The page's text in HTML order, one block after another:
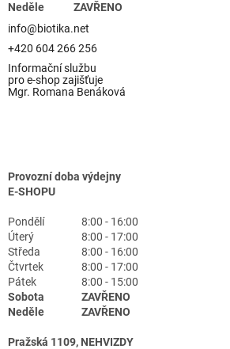
Neděle
ZAVŘENO
info@biotika.net
+420 604 266 256
Informační službu
pro e-shop zajišťuje
Mgr. Romana Benáková
Provozní doba výdejny
E-SHOPU
Pondělí
8:00 - 16:00
Úterý
8:00 - 17:00
Středa
8:00 - 16:00
Čtvrtek
8:00 - 17:00
Pátek
8:00 - 15:00
Sobota
ZAVŘENO
Neděle
ZAVŘENO
Pražská 1109, NEHVIZDY